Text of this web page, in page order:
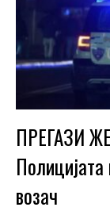
ПРЕГАЗИ
возач